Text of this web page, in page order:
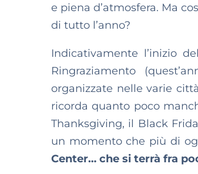
e piena d’atmosfera. Ma
di tutto l’anno?
Indicativamente l’inizio
Ringraziamento
organizzate nelle varie
ricorda quanto poco
Thanksgiving, il Black
un momento che più di
Center… che si terrà fra